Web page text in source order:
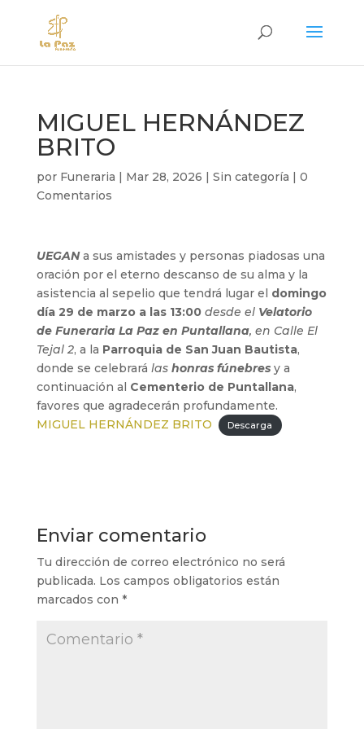
MIGUEL HERNÁNDEZ
BRITO
por Funeraria | Mar 28, 2026 | Sin categoría | 0
Comentarios
UEGANa sus amistades y personas piadosas una
oración por el eterno descanso de su alma y la
asistencia al sepelio que tendrá lugar el domingo
día 29 de marzo a las 13:00 desde el Velatorio
de Funeraria La Paz en Puntallana, en Calle El
Tejal 2, a la Parroquia de San Juan Bautista,
donde se celebrará las honras fúnebresy a
continuación al Cementerio de Puntallana,
favores que agradecerán profundamente.
MIGUEL HERNÁNDEZ BRITO
Descarga
Enviar comentario
Tu dirección de correo electrónico no será
publicada. Los campos obligatorios están
marcados con *